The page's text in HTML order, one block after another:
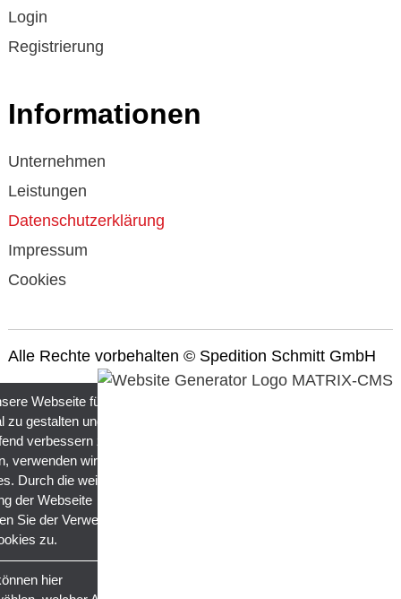
Login
Registrierung
Informationen
Unternehmen
Leistungen
Datenschutzerklärung
Impressum
Cookies
Alle Rechte vorbehalten © Spedition Schmitt GmbH
Webseite für Sie
zu gestalten und
verbessern zu
verwenden wir
Durch die weitere
der Webseite
Sie der Verwendung
zu.
hier